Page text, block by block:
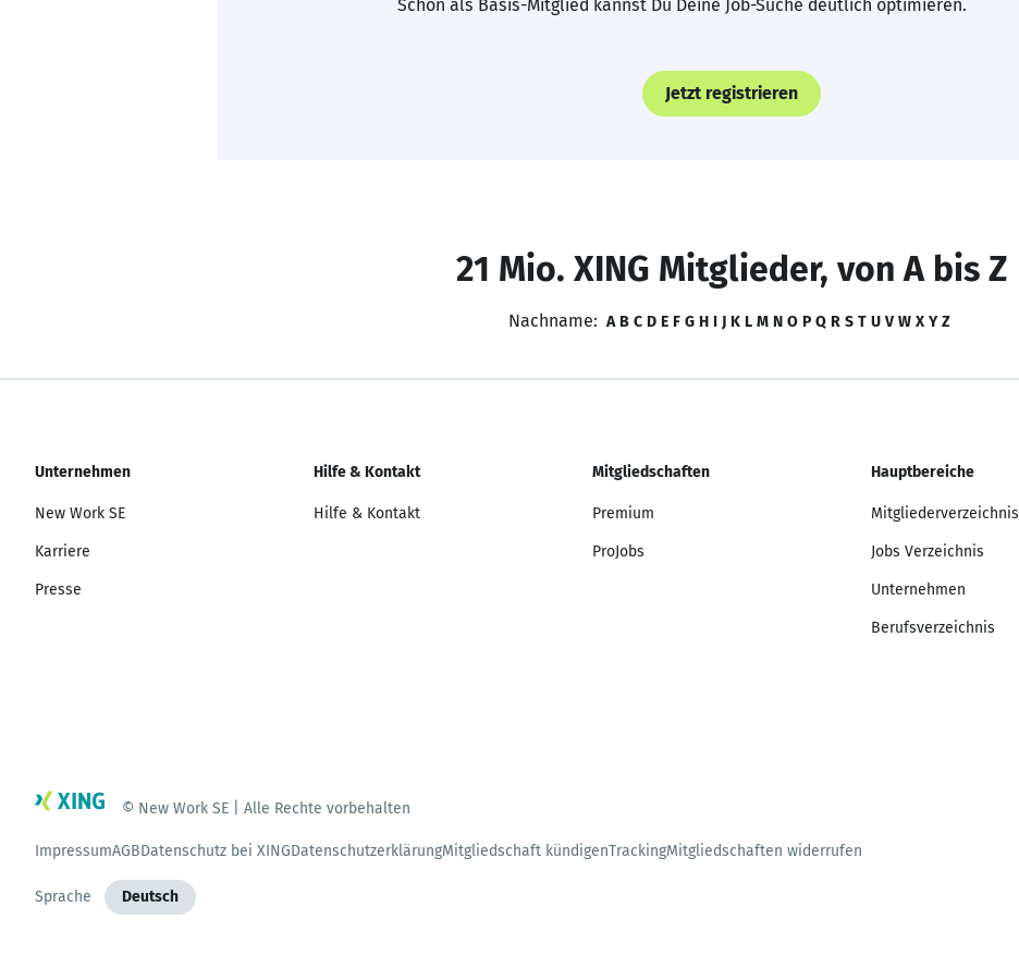
Schon als Basis-Mitglied kannst Du Deine Job-Suche deutlich optimieren.
Jetzt registrieren
21 Mio. XING Mitglieder, von A bis Z
Nachname: A B C D E F G H I J K L M N O P Q R S T U V W X Y Z
Unternehmen
New Work SE
Karriere
Presse
Hilfe & Kontakt
Hilfe & Kontakt
Mitgliedschaften
Premium
ProJobs
Hauptbereiche
Mitgliederverzeichnis
Jobs Verzeichnis
Unternehmen
Berufsverzeichnis
© New Work SE | Alle Rechte vorbehalten
ImpressumAGBDatenschutz bei XINGDatenschutzerklärungMitgliedschaft kündigenTrackingMitgliedschaften widerrufen
Sprache Deutsch